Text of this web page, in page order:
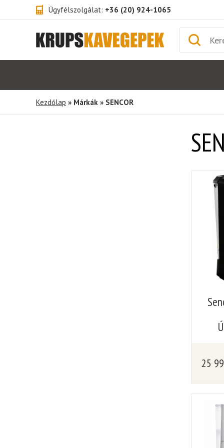
Ügyfélszolgálat: +36 (20) 924-1065
Kezdőlap » Márkák » SENCOR
25